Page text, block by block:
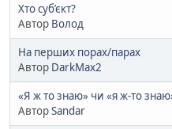
Хто суб’єкт?
Автор Волод
На перших порах/парах
Автор DarkMax2
«Я ж то знаю» чи «я ж-то
АвторSandar